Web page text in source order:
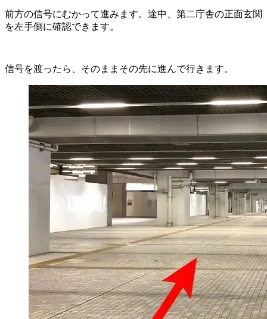
前方の信号にむかって進みます。途中、第二庁舎の正面玄関
を左手側に確認できます。
信号を渡ったら、そのままその先に進んで行きます。